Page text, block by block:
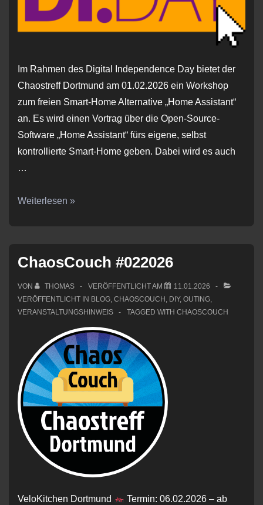
Im Rahmen des Digital Independence Day bietet der
Chaostreff Dortmund am 01.02.2026 ein Workshop
zum freien Smart-Home Alternative „Home Assistant“
an. Es wird einen Vortrag über die Open-Source-
Software „Home Assistant“ fürs eigene, selbst
kontrollierte Smart-Home geben. Dabei wird es auch
…
Workshop
im
Rahmen
des
DID
01.02.2026
Weiterlesen »
ChaosCouch #022026
VON THOMAS VERÖFFENTLICHT AM
11.01.2026
VERÖFFENTLICHT IN BLOG, CHAOSCOUCH , DIY, OUTING,
VERANSTALTUNGSHINWEIS
TAGGED WITH CHAOSCOUCH
VeloKitchen Dortmund
Termin: 06.02.2026 – ab